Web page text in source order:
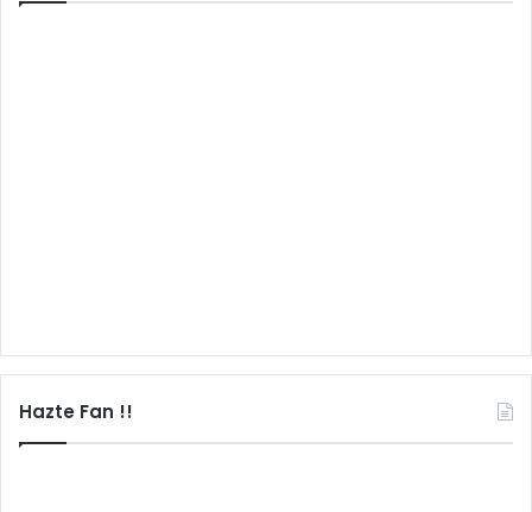
Hazte Fan !!